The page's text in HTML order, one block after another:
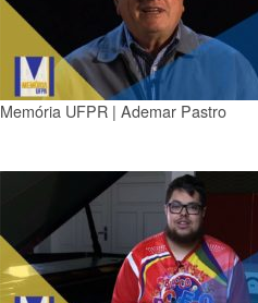
Memória UFPR | Ademar Pastro